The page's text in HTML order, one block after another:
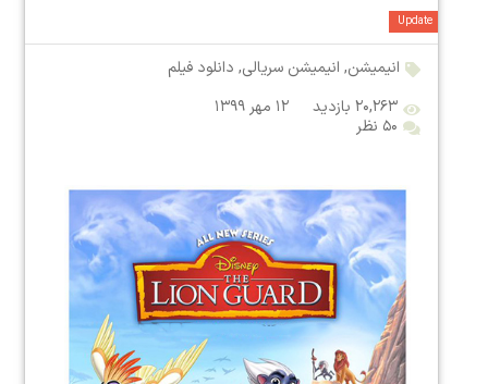
Update
انیمیشن, انیمیشن سریالی, دانلود فیلم
۲۰,۲۶۳ بازدید
۱۲ مهر ۱۳۹۹
۵۰ نظر